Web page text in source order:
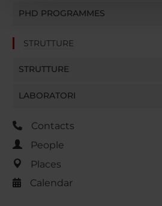
con altre informazioni che hai
PHD PROGRAMMES
STRUTTURE
STRUTTURE
LABORATORI
Contacts
People
Places
Calendar